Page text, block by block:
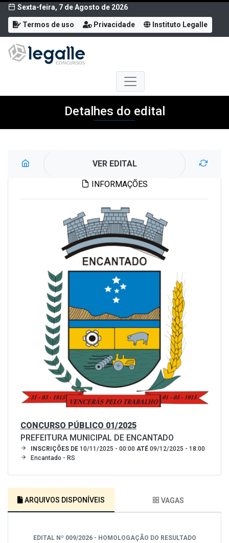
Sexta-feira, 7 de Agosto de 2026
Termos de uso Privacidade Instituto Legalle
Detalhes do edital
VER EDITAL
INFORMAÇÕES
CONCURSO PÚBLICO 01/2025
PREFEITURA MUNICIPAL DE ENCANTADO
INSCRIÇÕES DE 10/11/2025 - 00:00 ATÉ 09/12/2025 - 18:00
Encantado - RS
ARQUIVOS DISPONÍVEIS VAGAS
EDITAL Nº 009/2026 - HOMOLOGAÇÃO DO RESULTADO